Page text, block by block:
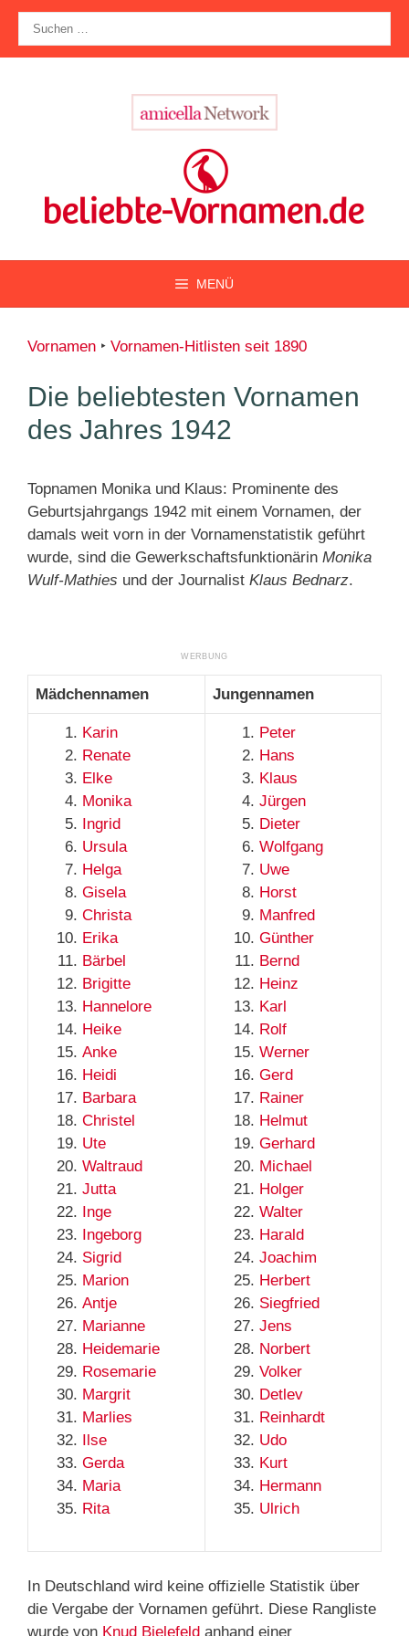
Zum
Inhalt
springen
nach:
MENÜ
Vornamen ‣ Vornamen-Hitlisten seit 1890
Die beliebtesten Vornamen
des Jahres 1942
Topnamen Monika und Klaus: Prominente des
Geburtsjahrgangs 1942 mit einem Vornamen, der
damals weit vorn in der Vornamenstatistik geführt
wurde, sind die Gewerkschaftsfunktionärin Monika
Wulf-Mathies und der Journalist Klaus Bednarz.
Mädchennamen Jungennamen
Karin
Renate
Elke
Monika
Ingrid
Ursula
Helga
Gisela
Christa
Erika
Bärbel
Brigitte
Hannelore
Heike
Anke
Heidi
Barbara
Christel
Ute
Waltraud
Jutta
Inge
Ingeborg
Sigrid
Marion
Antje
Marianne
Heidemarie
Rosemarie
Margrit
Marlies
Ilse
Gerda
Maria
Rita
Peter
Hans
Klaus
Jürgen
Dieter
Wolfgang
Uwe
Horst
Manfred
Günther
Bernd
Heinz
Karl
Rolf
Werner
Gerd
Rainer
Helmut
Gerhard
Michael
Holger
Walter
Harald
Joachim
Herbert
Siegfried
Jens
Norbert
Volker
Detlev
Reinhardt
Udo
Kurt
Hermann
Ulrich
In Deutschland wird keine offizielle Statistik über
die Vergabe der Vornamen geführt. Diese Rangliste
wurde von Knud Bielefeld anhand einer